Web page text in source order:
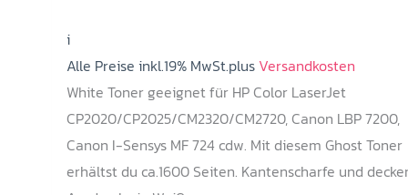
i
Alle Preise inkl.19% MwSt.plusVersandkosten
White Toner geeignet für HP Color LaserJet
CP2020/CP2025/CM2320/CM2720, Canon LBP 7200,
Canon I-Sensys MF 724 cdw. Mit diesem Ghost Toner
erhältst du ca.1600 Seiten. Kantenscharfe und